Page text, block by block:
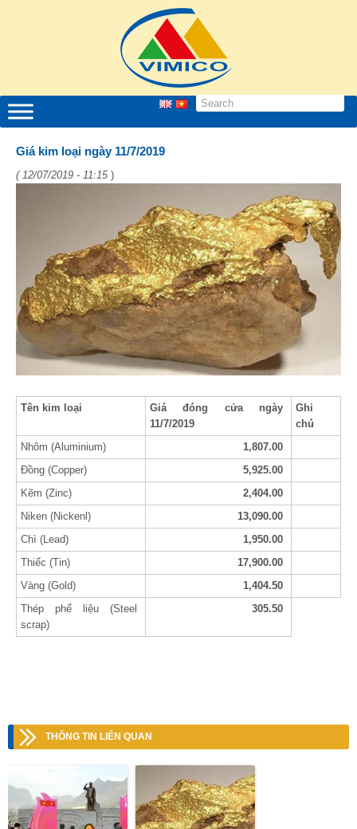
Giá kim loại ngày 11/7/2019
( 12/07/2019 - 11:15)
Tên kim loại
Giá đóng cửa ngày
11/7/2019
Ghi
chú
Nhôm (Aluminium)
1,807.00
Đồng (Copper)
5,925.00
Kẽm (Zinc)
2,404.00
Niken (Nickenl)
13,090.00
Chì (Lead)
1,950.00
Thiếc (Tin)
17,900.00
Vàng (Gold)
1,404.50
Thép phế liệu (Steel
scrap)
305.50
THÔNG TIN LIÊN QUAN